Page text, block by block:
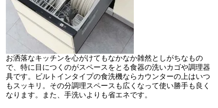
お洒落なキッチンを心がけてもなかなか雑然としがちなもの
で、特に目につくのがスペースをとる食器の洗いカゴや調理器
具です。ビルトインタイプの食洗機ならカウンターの上はいつ
もスッキリ。その分調理スペースも広くなって使い勝手も良く
なります。また、手洗いよりも省エネです。